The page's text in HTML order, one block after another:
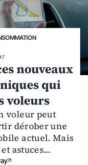
nouveaux
qui
voleurs
voleur peut
dérober une
actuel. Mais
astuces...